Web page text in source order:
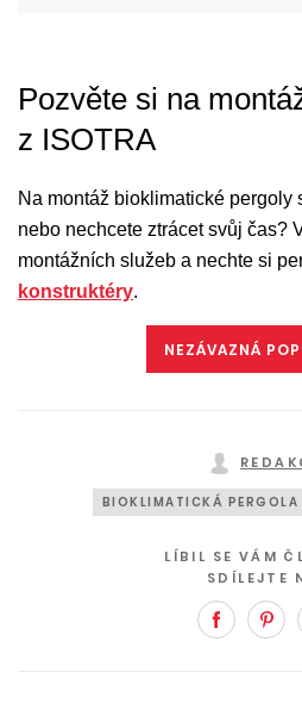
Pozvěte si na
z ISOTRA
Na montáž bioklimatické pergoly
nebo nechcete ztrácet svůj čas?
montážních služeb a nechte si
konstruktéry.
NEZÁVAZNÁ
BIOKLIMATICKÁ PERGOLA
LÍBIL SE VÁM
SDÍLEJTE